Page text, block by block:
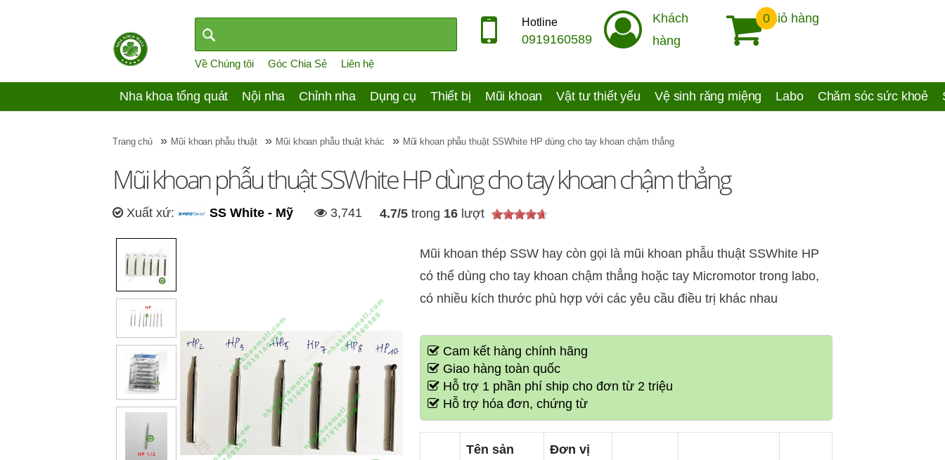
Về Chúng tôi Góc Chia Sẻ Liên hệ
Hotline
0919160589
Khách
hàng
0Giỏ hàng
Nha khoa tổng quát Nội nha Chỉnh nha Dụng cụ Thiết bị Mũi khoan Vật tư thiết yếu Vệ sinh răng miệng Labo Chăm sóc sức khoẻ
Trang chủ » Mũi khoan phẫu thuật » Mũi khoan phẫu thuật khác » Mũi khoan phẫu thuật SSWhite HP dùng cho tay khoan chậm thẳng
Mũi khoan phẫu thuật SSWhite HP dùng cho tay khoan chậm thẳng
Xuất xứ: SS White - Mỹ 3,741 4.7/5 trong 16 lượt
Mũi khoan thép SSW hay còn gọi là mũi khoan phẫu thuật SSWhite HP
có thể dùng cho tay khoan chậm thẳng hoặc tay Micromotor trong labo,
có nhiều kích thước phù hợp với các yêu cầu điều trị khác nhau
Cam kết hàng chính hãng
Giao hàng toàn quốc
Hỗ trợ 1 phần phí ship cho đơn từ 2 triệu
Hỗ trợ hóa đơn, chứng từ
Tên sản
Đơn vị